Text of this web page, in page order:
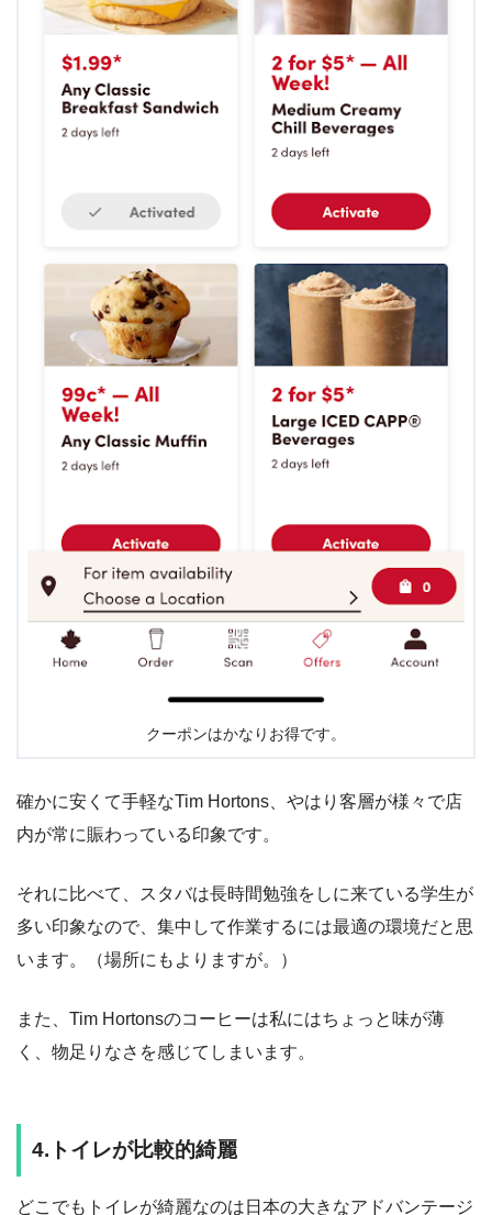
クーポンはかなりお得です。
確かに安くて手軽なTim Hortons、やはり客層が様々で店
内が常に賑わっている印象です。
それに比べて、スタバは長時間勉強をしに来ている学生が
多い印象なので、集中して作業するには最適の環境だと思
います。（場所にもよりますが。）
また、Tim Hortonsのコーヒーは私にはちょっと味が薄
く、物足りなさを感じてしまいます。
4.トイレが比較的綺麗
どこでもトイレが綺麗なのは日本の大きなアドバンテージ